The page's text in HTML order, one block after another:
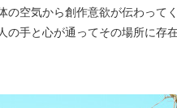
空気から創作意欲が伝わって
手と心が通ってその場所に存